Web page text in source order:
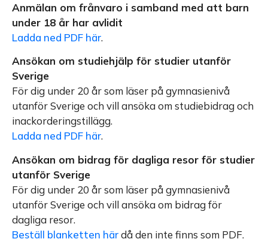
Anmälan om frånvaro i samband med att barn
under 18 år har avlidit
Ladda ned PDF här.
Ansökan om studiehjälp för studier utanför
Sverige
För dig under 20 år som läser på gymnasienivå
utanför Sverige och vill ansöka om studiebidrag och
inackorderingstillägg.
Ladda ned PDF här.
Ansökan om bidrag för dagliga resor för studier
utanför Sverige
För dig under 20 år som läser på gymnasienivå
utanför Sverige och vill ansöka om bidrag för
dagliga resor.
Beställ blanketten härdå den inte finns som PDF.